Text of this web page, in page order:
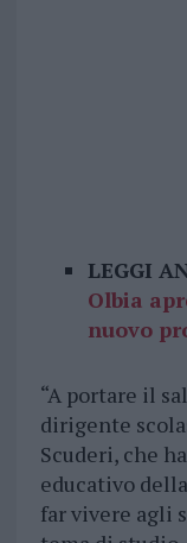
LEGGI
Olbia
nuovo
“A portare il
dirigente
Scuderi, che
educativo
far vivere agli